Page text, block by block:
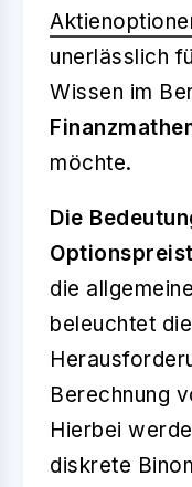
unerlässlich
Wissen im
möchte.
Die
die
beleuchtet
Berechnung
Hierbei
diskrete